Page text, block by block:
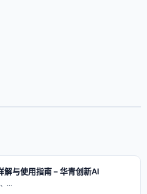
解与使用指南 – 华青创新AI
…